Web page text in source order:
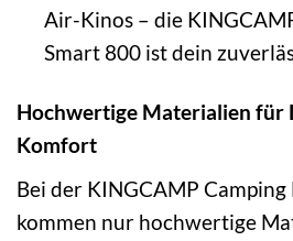
Air-Kinos – die
Smart 800 ist dein
Hochwertige Materialien für
Komfort
Bei der KINGCAMP
kommen nur hochwertige